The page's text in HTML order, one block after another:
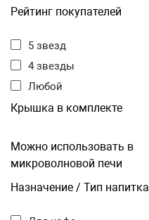
Рейтинг покупателей
5 звезд
4 звезды
Любой
Крышка в комплекте
Можно использовать в
микроволновой печи
Назначение / Тип напитка